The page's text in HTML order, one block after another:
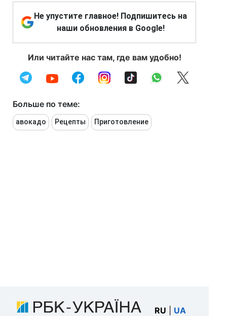
Не упустите главное! Подпишитесь на
наши обновления в Google!
Или читайте нас там, где вам удобно!
Больше по теме:
авокадо Рецепты Приготовление
RU UA